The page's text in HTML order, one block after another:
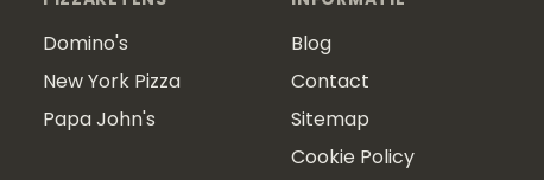
Domino's
New York Pizza
Papa John's
Blog
Contact
Sitemap
Cookie Policy